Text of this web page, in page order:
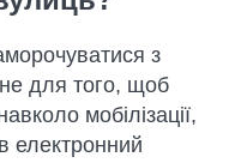
з
для того, щоб
мобілізації,
електронний